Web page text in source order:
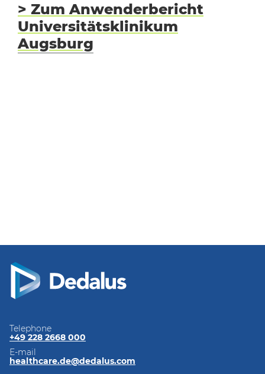
> Zum Anwenderbericht
Universitätsklinikum
Augsburg
Telephone
+49 228 2668 000
E-mail
healthcare.de@dedalus.com